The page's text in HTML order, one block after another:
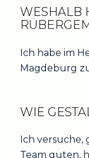
WESHALB
Ich habe im
Magdeburg
WIE
Ich versuche,
Team guten,